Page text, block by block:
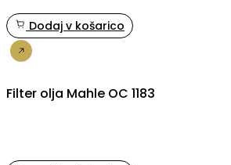
Dodaj v košarico
Filter olja Mahle OC 1183